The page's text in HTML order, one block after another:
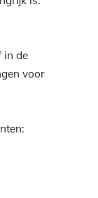
in de
voor